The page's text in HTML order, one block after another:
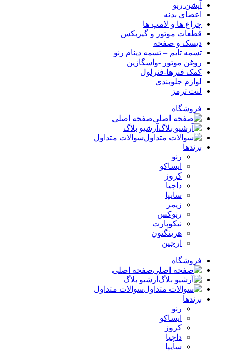
آپشن رنو
اعضای بدنه
چراغ ها و لامپ ها
قطعات موتور و گیربکس
دیسک و صفحه
تسمه تایم – تسمه دینام رنو
روغن موتور -واسگازین
کمک فنرها-فنرلول
لوازم جلوبندی
لنت ترمز
فروشگاه
صفحه اصلی
آرشیو بلاگ
سوالات متداول
برندها
رنو
ایساکو
کروز
داچیا
سایپا
زیمر
رنوکس
نیکوپارت
هرینگتون
ارجین
فروشگاه
صفحه اصلی
آرشیو بلاگ
سوالات متداول
برندها
رنو
ایساکو
کروز
داچیا
سایپا